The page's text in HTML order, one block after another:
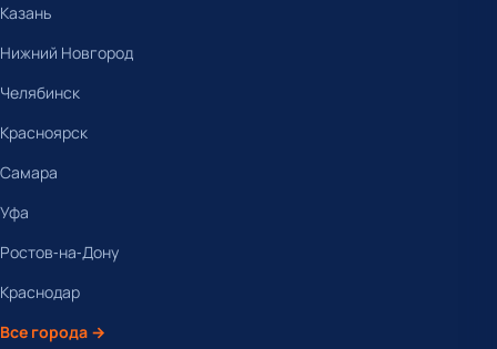
Казань
Нижний Новгород
Челябинск
Красноярск
Самара
Уфа
Ростов-на-Дону
Краснодар
Все города →